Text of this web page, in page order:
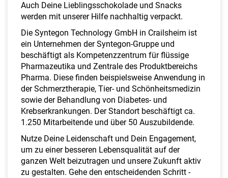
Auch Deine Lieblingsschokolade und Snacks
werden mit unserer Hilfe nachhaltig verpackt.
Die Syntegon Technology GmbH in Crailsheim ist
ein Unternehmen der Syntegon-Gruppe und
beschäftigt als Kompetenzzentrum für flüssige
Pharmazeutika und Zentrale des Produktbereichs
Pharma. Diese finden beispielsweise Anwendung in
der Schmerztherapie, Tier- und Schönheitsmedizin
sowie der Behandlung von Diabetes- und
Krebserkrankungen. Der Standort beschäftigt ca.
1.250 Mitarbeitende und über 50 Auszubildende.
Nutze Deine Leidenschaft und Dein Engagement,
um zu einer besseren Lebensqualität auf der
ganzen Welt beizutragen und unsere Zukunft aktiv
zu gestalten. Gehe den entscheidenden Schritt -